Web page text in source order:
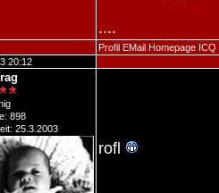
....
Profil EMail Homepage ICQ
20:12
898
25.3.2003
rofl